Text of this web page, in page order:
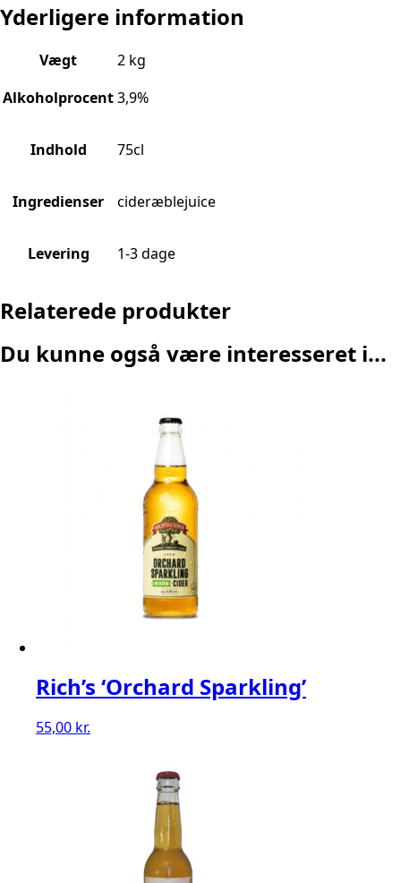
Yderligere information
Vægt
2 kg
Alkoholprocent3,9%
Indhold 75cl
Ingredienser cideræblejuice
Levering 1-3 dage
Relaterede produkter
Du kunne også være interesseret i...
Rich’s ‘Orchard Sparkling’
55,00 kr.